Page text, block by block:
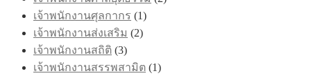
เจ้าพนักงานศุลกากร (1)
เจ้าพนักงานส่งเสริม (2)
เจ้าพนักงานสถิติ (3)
เจ้าพนักงานสรรพสามิต (1)